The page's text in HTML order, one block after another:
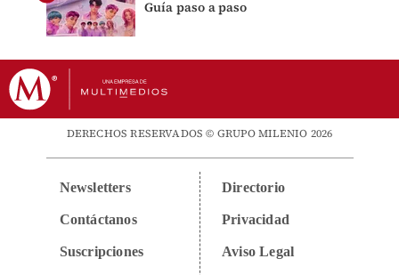
Guía paso a paso
DERECHOS RESERVADOS © GRUPO MILENIO 2026
Newsletters
Contáctanos
Suscripciones
Directorio
Privacidad
Aviso Legal